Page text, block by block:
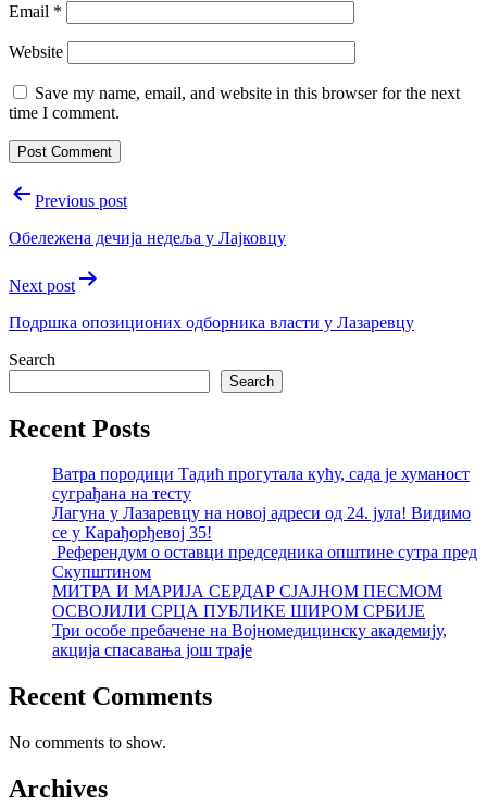
Email *
Website
Save my name, email, and website in this browser for the next
time I comment.
PostPrevious post
Обележена дечиjа недеља у Лаjковцу
Next post
Подршка опозиционих одборника власти у Лазаревцу
Search
Search
Recent Posts
Ватра породици Тадић прогутала кућу, сада је хуманост
суграђана на тесту
Лагуна у Лазаревцу на новој адреси од 24. јула! Видимо
се у Карађорђевој 35!
Референдум о оставци председника општине сутра пред
Скупштином
МИТРА И МАРИЈА СЕРДАР СЈАЈНОМ ПЕСМОМ
ОСВОЈИЛИ СРЦА ПУБЛИКЕ ШИРОМ СРБИЈЕ
Три особе пребачене на Војномедицинску академију,
акција спасавања још траје
Recent Comments
No comments to show.
Archives